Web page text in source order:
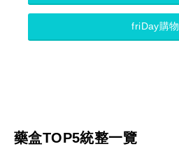
friDay購物
藥盒TOP5統整一覽